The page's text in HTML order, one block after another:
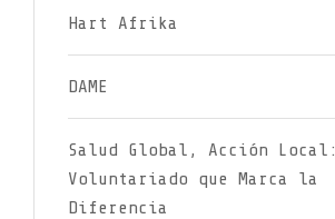
Hart Afrika
DAME
Salud Global, Acción Local:
Voluntariado que Marca la
Diferencia